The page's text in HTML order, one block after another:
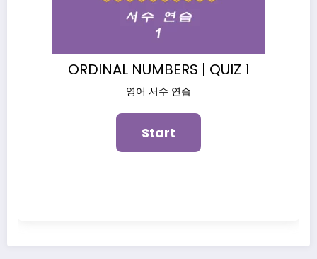
ORDINAL NUMBERS | QUIZ 1
영어 서수 연습